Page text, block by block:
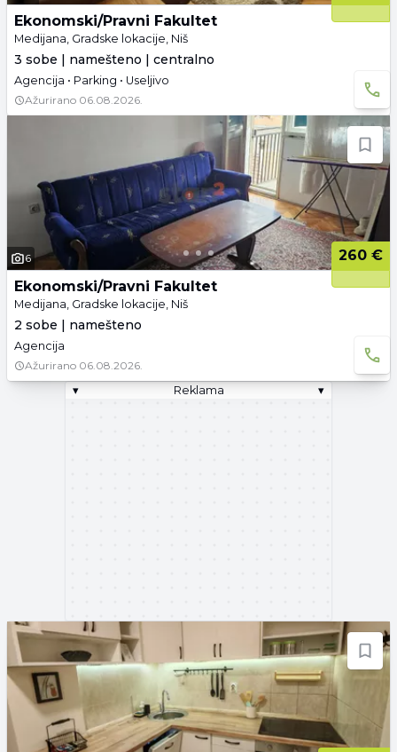
Ekonomski/Pravni Fakultet
Medijana, Gradske lokacije, Niš
3 sobe | namešteno | centralno
Agencija • Parking • Useljivo
Ažurirano 06.08.2026.
6
260 €
Ekonomski/Pravni Fakultet
Medijana, Gradske lokacije, Niš
2 sobe | namešteno
Agencija
Ažurirano 06.08.2026.
▾
Reklama ▾